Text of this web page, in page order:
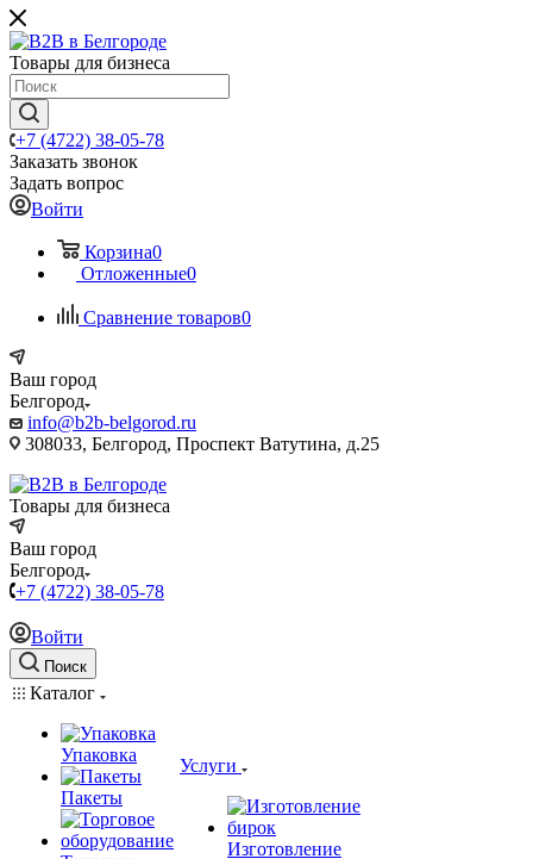
Товары для бизнеса
+7 (4722) 38-05-78
Заказать звонок
Задать вопрос
Войти
Корзина0
Отложенные0
Сравнение товаров0
Ваш город
Белгород
info@b2b-belgorod.ru
308033, Белгород, Проспект Ватутина, д.25
Товары для бизнеса
Ваш город
Белгород
+7 (4722) 38-05-78
Войти
Поиск
Каталог
Упаковка
Пакеты
Услуги
Изготовление